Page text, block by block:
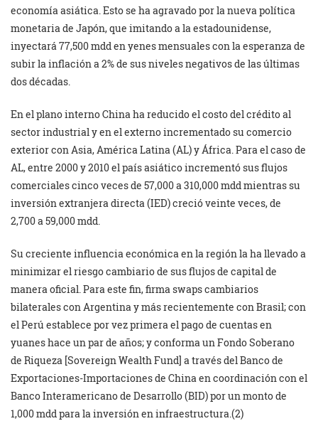
economía asiática. Esto se ha agravado por la nueva política
monetaria de Japón, que imitando a la estadounidense,
inyectará 77,500 mdd en yenes mensuales con la esperanza de
subir la inflación a 2% de sus niveles negativos de las últimas
dos décadas.
En el plano interno China ha reducido el costo del crédito al
sector industrial y en el externo incrementado su comercio
exterior con Asia, América Latina (AL) y África. Para el caso de
AL, entre 2000 y 2010 el país asiático incrementó sus flujos
comerciales cinco veces de 57,000 a 310,000 mdd mientras su
inversión extranjera directa (IED) creció veinte veces, de
2,700 a 59,000 mdd.
Su creciente influencia económica en la región la ha llevado a
minimizar el riesgo cambiario de sus flujos de capital de
manera oficial. Para este fin, firma swaps cambiarios
bilaterales con Argentina y más recientemente con Brasil; con
el Perú establece por vez primera el pago de cuentas en
yuanes hace un par de años; y conforma un Fondo Soberano
de Riqueza [Sovereign Wealth Fund] a través del Banco de
Exportaciones-Importaciones de China en coordinación con el
Banco Interamericano de Desarrollo (BID) por un monto de
1,000 mdd para la inversión en infraestructura.(2)